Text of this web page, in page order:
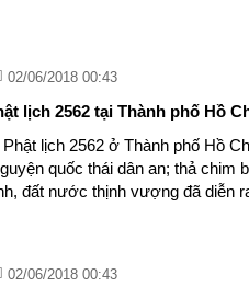
02/06/2018 00:43
lịch 2562 tại Thành phố Hồ
lịch 2562 ở Thành phố Hồ
quốc thái dân an; thả chim
đất nước thịnh vượng đã diễn
02/06/2018 00:43